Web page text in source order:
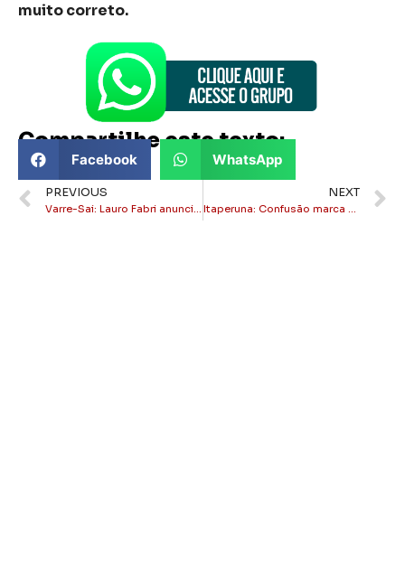
muito correto.
Compartilhe este texto:
Facebook WhatsApp
PREVIOUS
Varre-Sai: Lauro Fabri anuncia novo Secretário de Obras
NEXT
Itaperuna: Confusão marca primeiro dia do concurso da SEMED